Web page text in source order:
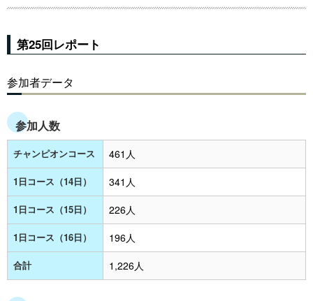
第25回レポート
参加者データ
参加人数
チャンピオンコース 461人
1日コース（14日） 341人
1日コース（15日） 226人
1日コース（16日） 196人
合計 1,226人